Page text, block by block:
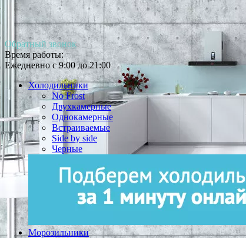
Обратный звонок
Время работы:
Ежедневно с 9:00 до 21:00
Холодильники
No Frost
Двухкамерные
Однокамерные
Встраиваемые
Side by side
Черные
Морозильники